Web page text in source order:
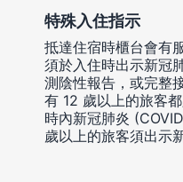
特殊入住指示
抵達住宿時櫃台會有
須於入住時出示新冠
測陰性報告，或完整
有 12 歲以上的旅客
時內新冠肺炎
歲以上的旅客須出示